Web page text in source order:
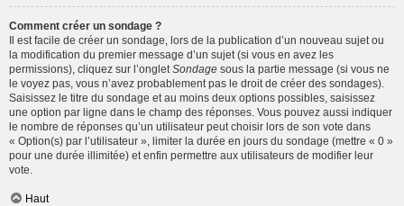
Comment créer un sondage ?
Il est facile de créer un sondage, lors de la publication d’un nouveau sujet ou
la modification du premier message d’un sujet (si vous en avez les
permissions), cliquez sur l’onglet Sondage sous la partie message (si vous ne
le voyez pas, vous n’avez probablement pas le droit de créer des sondages).
Saisissez le titre du sondage et au moins deux options possibles, saisissez
une option par ligne dans le champ des réponses. Vous pouvez aussi indiquer
le nombre de réponses qu’un utilisateur peut choisir lors de son vote dans
« Option(s) par l’utilisateur », limiter la durée en jours du sondage (mettre « 0 »
pour une durée illimitée) et enfin permettre aux utilisateurs de modifier leur
vote.
Haut